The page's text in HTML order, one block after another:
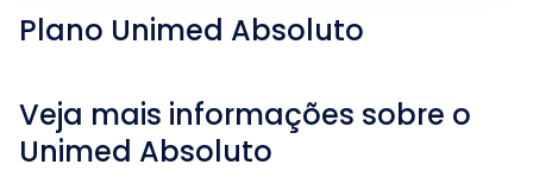
Plano Unimed Absoluto
Veja mais informações sobre o
Unimed Absoluto